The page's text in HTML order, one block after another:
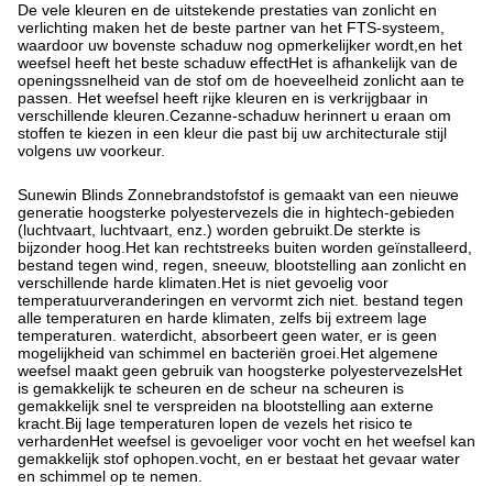
De vele kleuren en de uitstekende prestaties van zonlicht en
verlichting maken het de beste partner van het FTS-systeem,
waardoor uw bovenste schaduw nog opmerkelijker wordt,en het
weefsel heeft het beste schaduw effectHet is afhankelijk van de
openingssnelheid van de stof om de hoeveelheid zonlicht aan te
passen. Het weefsel heeft rijke kleuren en is verkrijgbaar in
verschillende kleuren.Cezanne-schaduw herinnert u eraan om
stoffen te kiezen in een kleur die past bij uw architecturale stijl
volgens uw voorkeur.
Sunewin Blinds Zonnebrandstofstof is gemaakt van een nieuwe
generatie hoogsterke polyestervezels die in hightech-gebieden
(luchtvaart, luchtvaart, enz.) worden gebruikt.De sterkte is
bijzonder hoog.Het kan rechtstreeks buiten worden geïnstalleerd,
bestand tegen wind, regen, sneeuw, blootstelling aan zonlicht en
verschillende harde klimaten.Het is niet gevoelig voor
temperatuurveranderingen en vervormt zich niet. bestand tegen
alle temperaturen en harde klimaten, zelfs bij extreem lage
temperaturen. waterdicht, absorbeert geen water, er is geen
mogelijkheid van schimmel en bacteriën groei.Het algemene
weefsel maakt geen gebruik van hoogsterke polyestervezelsHet
is gemakkelijk te scheuren en de scheur na scheuren is
gemakkelijk snel te verspreiden na blootstelling aan externe
kracht.Bij lage temperaturen lopen de vezels het risico te
verhardenHet weefsel is gevoeliger voor vocht en het weefsel kan
gemakkelijk stof ophopen.vocht, en er bestaat het gevaar water
en schimmel op te nemen.